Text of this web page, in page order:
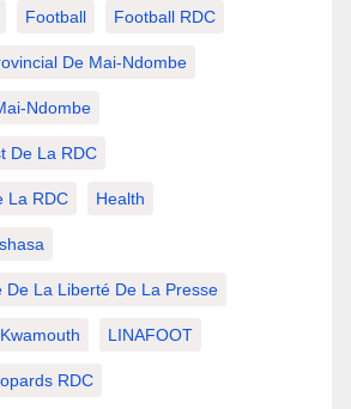
Football Football RDC
De Mai-Ndombe
Ndombe
De La RDC
La RDC Health
De La Liberté De La Presse
LINAFOOT
RDC